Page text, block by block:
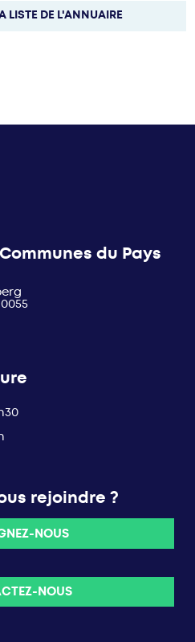
LISTE DE L'ANNUAIRE
du Pays
rejoindre ?
NOUS
NOUS